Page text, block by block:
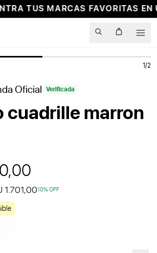
TUS MARCAS FAVORITAS EN
1/2
Oficial Verificada
cuadrille marron
1.701,0010% OFF